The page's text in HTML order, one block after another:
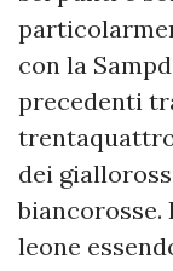
con la
precedenti
dei
biancorosse.
leone